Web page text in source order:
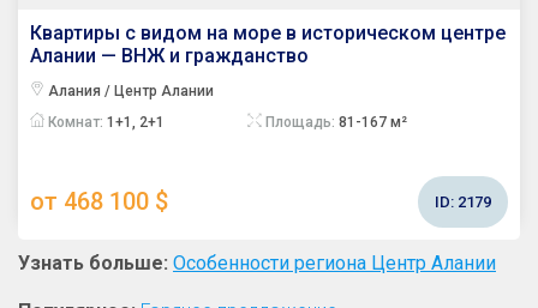
Квартиры с видом на море в историческом центре
Алании — ВНЖ и гражданство
Алания / Центр Алании
Комнат: 1+1, 2+1 Площадь: 81-167 м²
от 468 100 $ ID: 2179
Узнать больше: Особенности региона Центр Алании